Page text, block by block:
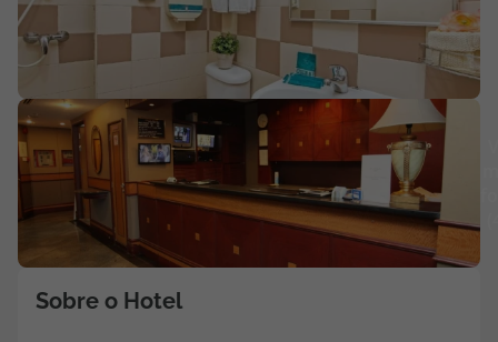
Área de Cliente
Agências
Contactos
Apoio ao cliente em Portugal
218 925 471
Sobre o Hotel